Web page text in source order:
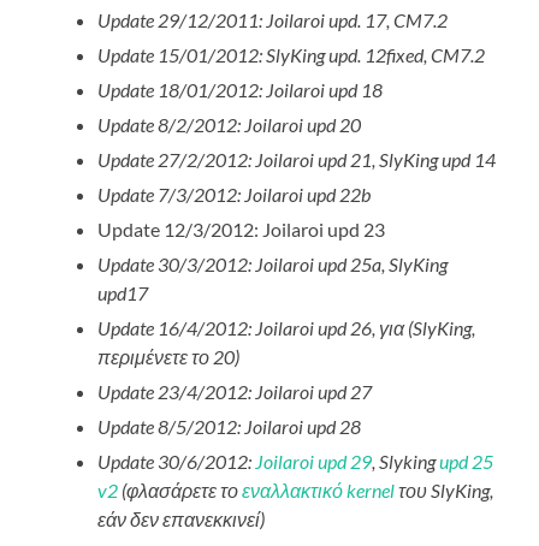
Update 29/12/2011: Joilaroi upd. 17, CM7.2
Update 15/01/2012: SlyKing upd. 12fixed, CM7.2
Update 18/01/2012: Joilaroi upd 18
Update 8/2/2012: Joilaroi upd 20
Update 27/2/2012: Joilaroi upd 21, SlyKing upd 14
Update 7/3/2012: Joilaroi upd 22b
Update 12/3/2012: Joilaroi upd 23
Update 30/3/2012: Joilaroi upd 25a, SlyKing
upd17
Update 16/4/2012: Joilaroi upd 26, για (SlyKing,
περιμένετε το 20)
Update 23/4/2012: Joilaroi upd 27
Update 8/5/2012: Joilaroi upd 28
Update 30/6/2012: Joilaroi upd 29, Slykingupd 25
v2 (φλασάρετε τοεναλλακτικό kernelτου SlyKing,
εάν δεν επανεκκινεί)